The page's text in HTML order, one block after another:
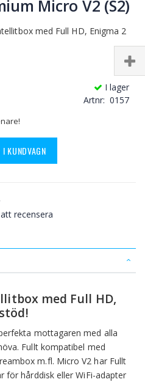
Micro V2 (S2)
med Full HD, Enigma 2
I lager
Artnr
0157
I KUNDVAGN
recensera
med Full HD,
mottagaren med alla
Fullt kompatibel med
m.fl. Micro V2 har Fullt
för hårddisk eller WiFi-adapter